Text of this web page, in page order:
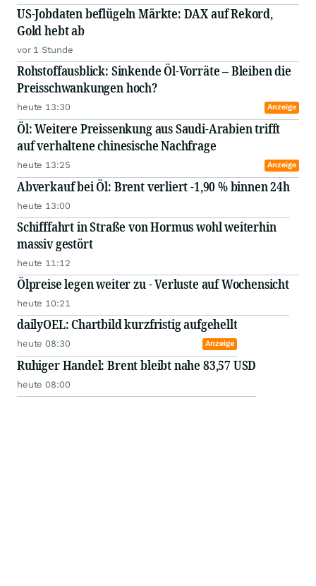
US-Jobdaten beflügeln Märkte: DAX auf Rekord,
Gold hebt ab
vor 1 Stunde
Rohstoffausblick: Sinkende Öl-Vorräte – Bleiben die
Preisschwankungen hoch?
heute 13:30 Anzeige
Öl: Weitere Preissenkung aus Saudi-Arabien trifft
auf verhaltene chinesische Nachfrage
heute 13:25 Anzeige
Abverkauf bei Öl: Brent verliert -1,90 % binnen 24h
heute 13:00
Schifffahrt in Straße von Hormus wohl weiterhin
massiv gestört
heute 11:12
Ölpreise legen weiter zu - Verluste auf Wochensicht
heute 10:21
dailyOEL: Chartbild kurzfristig aufgehellt
heute 08:30 Anzeige
Ruhiger Handel: Brent bleibt nahe 83,57 USD
heute 08:00